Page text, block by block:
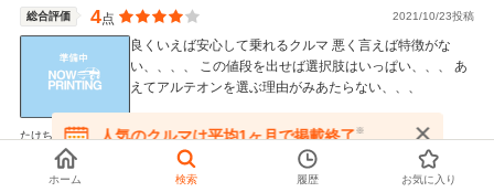
総合評価 4点 2021/10/23投稿
良くいえば安心して乗れるクルマ 悪く言えば特徴がな
い、、、、 この値段を出せば選択肢はいっぱい、、、 あ
えてアルテオンを選ぶ理由がみあたらない、、、
たけち18さん （千葉県）
フォルクスワーゲン アルテオン
人気のクルマは平均1ヶ月で掲載終了※
在庫が無くなる前にお問い合わせください
ホーム 検索 履歴 お気に入り